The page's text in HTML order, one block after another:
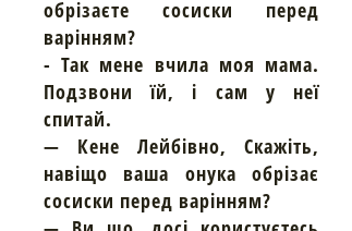
обрізаєте сосиски перед
варінням?
- Так мене вчила моя мама.
Подзвони їй, і сам у неї
спитай.
— Кене Лейбівно, Скажіть,
навіщо ваша онука обрізає
сосиски перед варінням?